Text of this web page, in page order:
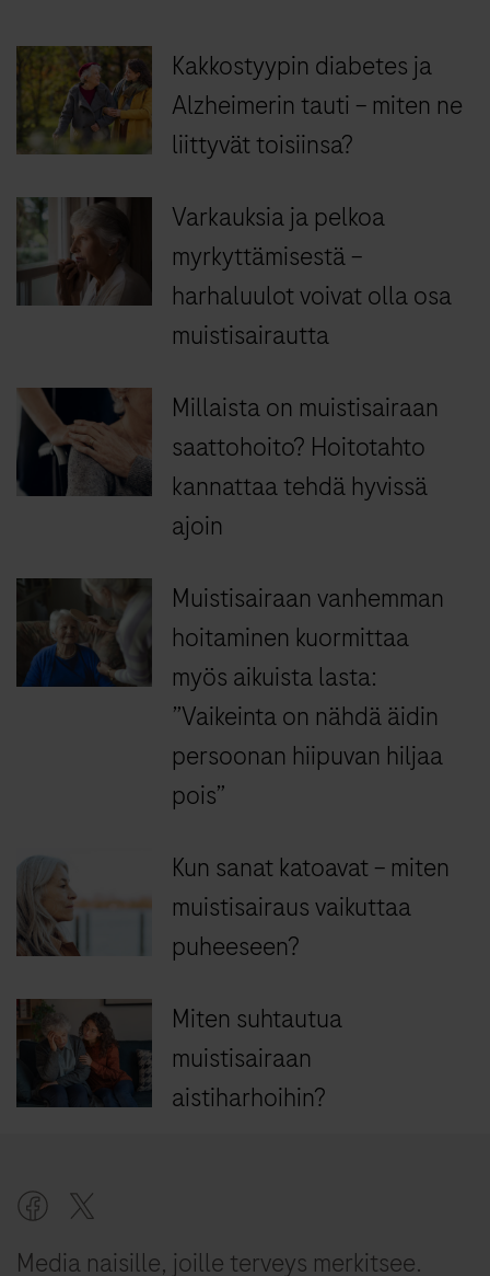
Kakkostyypin diabetes ja
Alzheimerin tauti – miten ne
liittyvät toisiinsa?
Varkauksia ja pelkoa
myrkyttämisestä –
harhaluulot voivat olla osa
muistisairautta
Millaista on muistisairaan
saattohoito? Hoitotahto
kannattaa tehdä hyvissä
ajoin
Muistisairaan vanhemman
hoitaminen kuormittaa
myös aikuista lasta:
”Vaikeinta on nähdä äidin
persoonan hiipuvan hiljaa
pois”
Kun sanat katoavat – miten
muistisairaus vaikuttaa
puheeseen?
Miten suhtautua
muistisairaan
aistiharhoihin?
Media naisille, joille terveys merkitsee.